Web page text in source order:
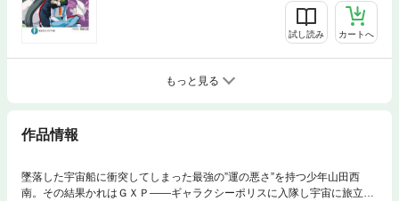
試し読み カートへ
もっと見る
作品情報
墜落した宇宙船に衝突してしまった最強の”運の悪さ”を持つ少年山田西
南。その結果かれはＧＸＰ――ギャラクシーポリスに入隊し宇宙に旅立つ